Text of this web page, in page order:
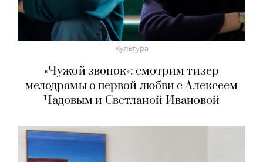
Культура
«Чужой звонок»: смотрим тизер
мелодрамы о первой любви с Алексеем
Чадовым и Светланой Ивановой